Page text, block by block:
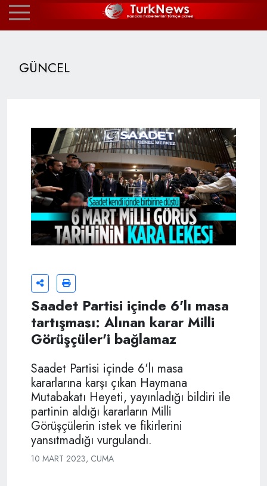
GÜNCEL
Saadet Partisi içinde 6'lı masa
tartışması: Alınan karar Milli
Görüşçüler'i bağlamaz
Saadet Partisi içinde 6'lı masa
kararlarına karşı çıkan Haymana
Mutabakatı Heyeti, yayınladığı bildiri ile
partinin aldığı kararların Milli
Görüşçülerin istek ve fikirlerini
yansıtmadığı vurgulandı.
10 MART 2023, CUMA